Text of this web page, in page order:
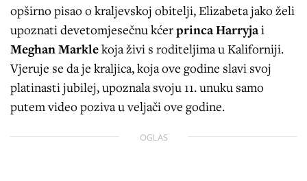
opširno pisao o kraljevskoj obitelji, Elizabeta jako želi
upoznati devetomjesečnu kćerprinca Harryjai
Meghan Marklekoja živi s roditeljima u Kaliforniji.
Vjeruje se da je kraljica, koja ove godine slavi svoj
platinasti jubilej, upoznala svoju 11. unuku samo
putem video poziva u veljači ove godine.
OGLAS